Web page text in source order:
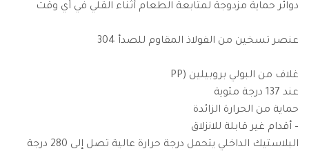
دوائر حماية مزدوجة لمتابعة الطعام أثناء القلي في أي وقت
عنصر تسخين من الفولاذ المقاوم للصدأ 304
غلاف من البولي بروبيلين (PP
عند 137 درجة مئوية
حماية من الحرارة الزائدة
– أقدام غير قابلة للانزلاق
البلاستيك الداخلي يتحمل درجة حرارة عالية تصل إلى 280 درجة